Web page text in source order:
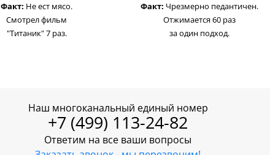
Факт: Не ест мясо.
Смотрел фильм
"Титаник" 7 раз.
Факт: Чрезмерно педантичен.
Отжимается 60 раз
за один подход.
Наш многоканальный единый номер
+7 (499) 113-24-82
Ответим на все ваши вопросы